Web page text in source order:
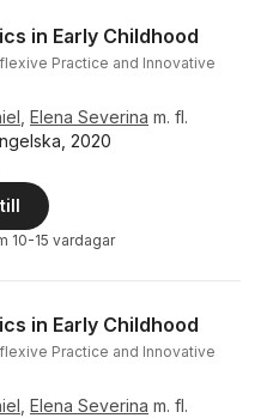
in Early Childhood
Practice and Innovative
Elena Severina m. fl.
2020
10-15 vardagar
in Early Childhood
Practice and Innovative
Elena Severina m. fl.